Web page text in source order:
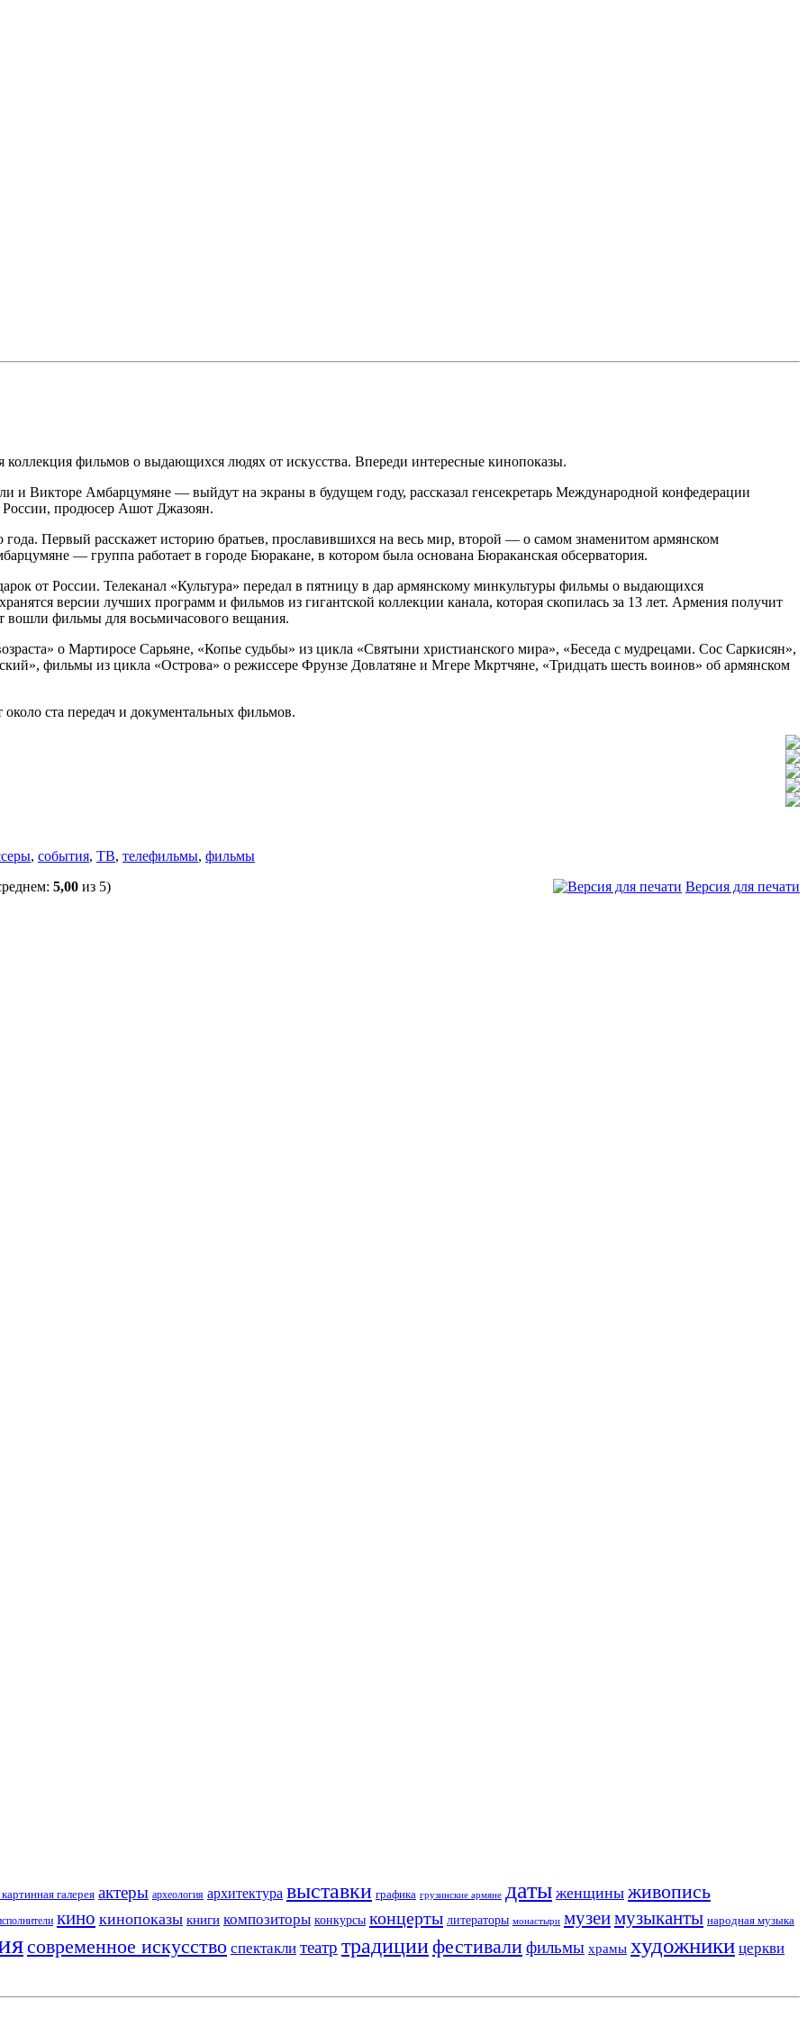
фильмов о выдающихся людях от искусства. Впереди интересные кинопоказы.
и Викторе Амбарцумяне — выйдут на экраны в будущем году, рассказал генсекретарь Международной конфедерации
продюсер Ашот Джазоян.
Первый расскажет историю братьев, прославившихся на весь мир, второй — о самом знаменитом армянском
— группа работает в городе Бюракане, в котором была основана Бюраканская обсерватория.
от России. Телеканал «Культура» передал в пятницу в дар армянскому минкультуры фильмы о выдающихся
версии лучших программ и фильмов из гигантской коллекции канала, которая скопилась за 13 лет. Армения получит
вошли фильмы для восьмичасового вещания.
о Мартиросе Сарьяне, «Копье судьбы» из цикла «Святыни христианского мира», «Беседа с мудрецами. Сос Саркисян»,
фильмы из цикла «Острова» о режиссере Фрунзе Довлатяне и Мгере Мкртчяне, «Тридцать шесть воинов» об армянском
ста передач и документальных фильмов.
, события, ТВ, телефильмы, фильмы
Версия для печати
5,00 из 5)
галерея актеры археология архитектура выставки графика грузинские армяне даты женщины живопись
кино кинопоказы книги композиторы конкурсы концерты литераторы монастыри музеимузыканты народная музыка
современное искусство спектакли театр традициифестивалифильмы храмы художники церкви